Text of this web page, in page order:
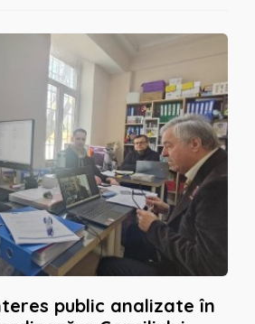
public analizate în